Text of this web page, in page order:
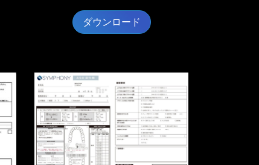
ダウンロード